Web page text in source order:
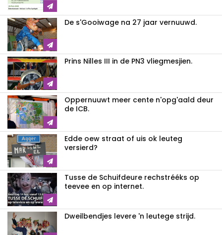
De s'Gooiwage na 27 jaar vernuuwd.
Prins Nilles III in de PN3 vliegmesjien.
Oppernuuwt meer cente n'opg'aald deur
de ICB.
Edde oew straat of uis ok leuteg
versierd?
Tusse de Schuifdeure rechstrééks op
teevee en op internet.
Dweilbendjes levere 'n leutege strijd.